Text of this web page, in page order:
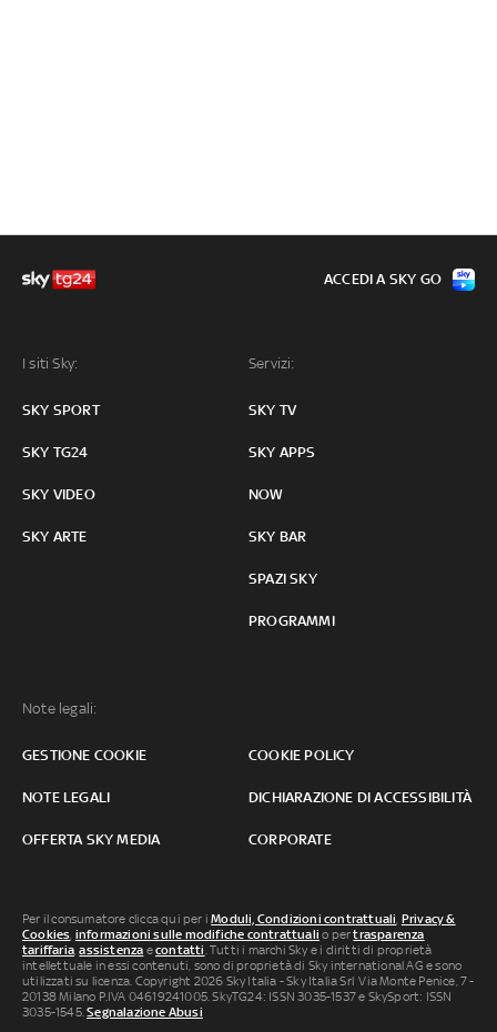
I siti Sky:
SKY SPORT
SKY TG24
SKY VIDEO
SKY ARTE
Servizi:
SKY TV
SKY APPS
NOW
SKY BAR
SPAZI SKY
PROGRAMMI
Note legali:
GESTIONE COOKIE COOKIE POLICY
NOTE LEGALI DICHIARAZIONE DI ACCESSIBILITÀ
OFFERTA SKY MEDIA CORPORATE
ACCEDI A SKY GO
Per il consumatore clicca qui per iModuli, Condizioni contrattuali, Privacy &
Cookies, informazioni sulle modifiche contrattuali o pertrasparenza
tariffaria,assistenza econtatti. Tutti i marchi Sky e i diritti di proprietà
intellettuale in essi contenuti, sono di proprietà di Sky international AG e sono
utilizzati su licenza. Copyright 2026 Sky Italia - Sky Italia Srl Via Monte Penice, 7 -
20138 Milano P.IVA 04619241005. SkyTG24: ISSN 3035-1537 e SkySport: ISSN
3035-1545.Segnalazione Abusi